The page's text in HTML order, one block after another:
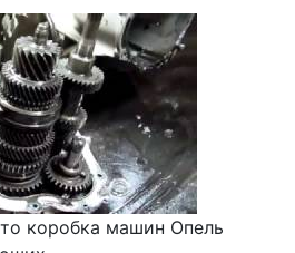
коробка машин Опель